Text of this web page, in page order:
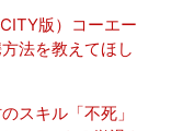
版）コーエー
法を教えてほし
スキル「不死」